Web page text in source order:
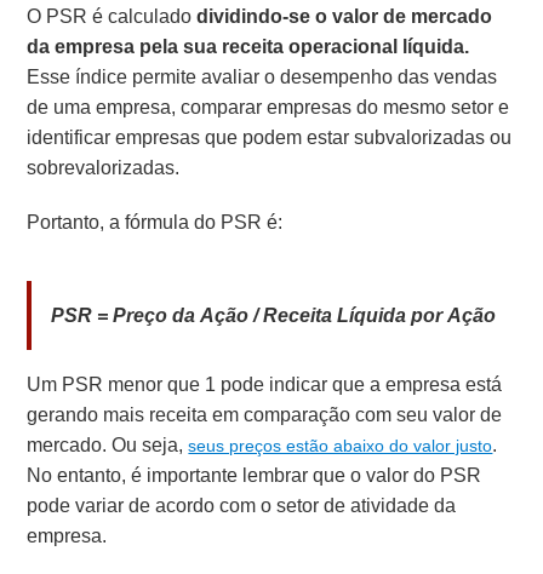
O PSR é calculadodividindo-se o valor de mercado
da empresa pela sua receita operacional líquida.
Esse índice permite avaliar o desempenho das vendas
de uma empresa, comparar empresas do mesmo setor e
identificar empresas que podem estar subvalorizadas ou
sobrevalorizadas.
Portanto, a fórmula do PSR é:
PSR = Preço da Ação / Receita Líquida por Ação
Um PSR menor que 1 pode indicar que a empresa está
gerando mais receita em comparação com seu valor de
mercado. Ou seja,seus preços estão abaixo do valor justo.
No entanto, é importante lembrar que o valor do PSR
pode variar de acordo com o setor de atividade da
empresa.